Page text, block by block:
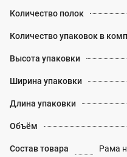
Количество полок
Количество упаковок в
Высота упаковки
Ширина упаковки
Длина упаковки
Объём
Состав товара Рама